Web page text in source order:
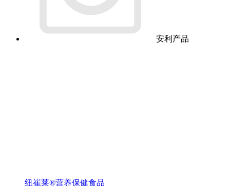
安利产品
纽崔莱®营养保健食品